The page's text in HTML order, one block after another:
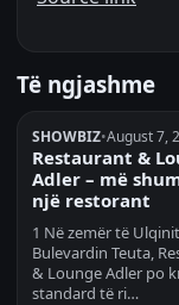
Të ngjashme
SHOWBIZ•August 7,
Restaurant &
Adler – më
një restorant
1 Në zemër të
Bulevardin Teuta,
& Lounge Adler po
standard të ri…